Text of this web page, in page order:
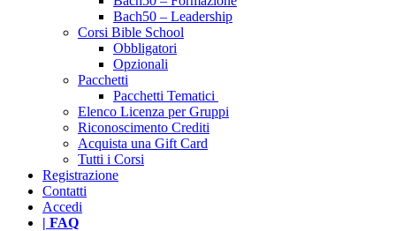
Bach50 – Leadership
Corsi Bible School
Obbligatori
Opzionali
Pacchetti
Pacchetti Tematici
Elenco Licenza per Gruppi
Riconoscimento Crediti
Acquista una Gift Card
Tutti i Corsi
Registrazione
Contatti
Accedi
| FAQ